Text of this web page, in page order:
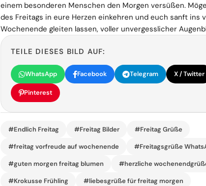
einem besonderen Menschen den Morgen versüßen.
des Freitags in eure Herzen einkehren und euch sanft ins
Wochenende gleiten lassen, voller unvergesslicher
TEILE DIESES BILD AUF:
WhatsApp Facebook Telegram X / Twitter
Pinterest
#Endlich Freitag #Freitag Bilder #Freitag Grüße
#freitag vorfreude auf wochenende #Freitagsgrüße
#guten morgen freitag blumen #herzliche
#Krokusse Frühling #liebesgrüße für freitag morgen